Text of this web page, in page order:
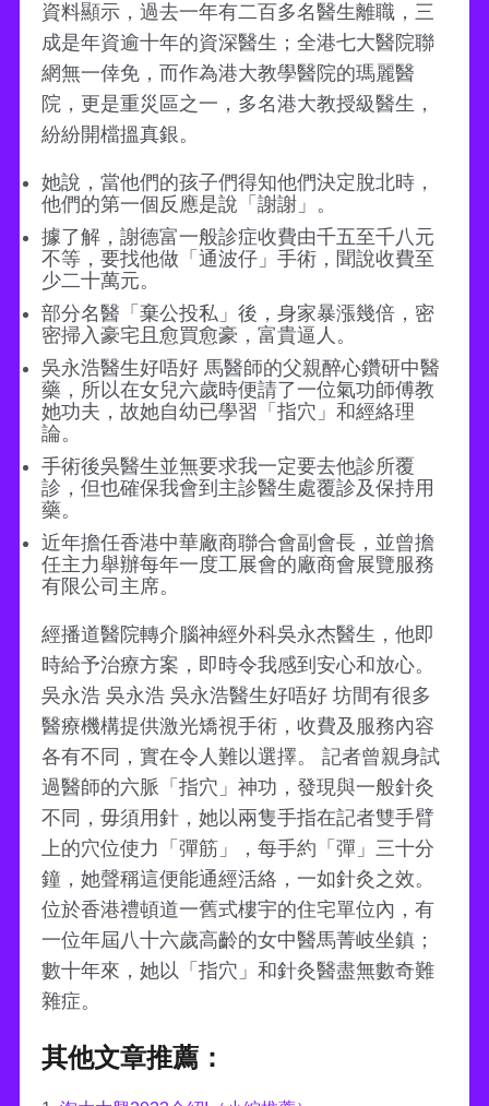
資料顯示，過去一年有二百多名醫生離職，三
成是年資逾十年的資深醫生；全港七大醫院聯
網無一倖免，而作為港大教學醫院的瑪麗醫
院，更是重災區之一，多名港大教授級醫生，
紛紛開檔搵真銀。
她說，當他們的孩子們得知他們決定脫北時，
他們的第一個反應是說「謝謝」。
據了解，謝德富一般診症收費由千五至千八元
不等，要找他做「通波仔」手術，聞說收費至
少二十萬元。
部分名醫「棄公投私」後，身家暴漲幾倍，密
密掃入豪宅且愈買愈豪，富貴逼人。
吳永浩醫生好唔好 馬醫師的父親醉心鑽研中醫
藥，所以在女兒六歲時便請了一位氣功師傅教
她功夫，故她自幼已學習「指穴」和經絡理
論。
手術後吳醫生並無要求我一定要去他診所覆
診，但也確保我會到主診醫生處覆診及保持用
藥。
近年擔任香港中華廠商聯合會副會長，並曾擔
任主力舉辦每年一度工展會的廠商會展覽服務
有限公司主席。
經播道醫院轉介腦神經外科吳永杰醫生，他即
時給予治療方案，即時令我感到安心和放心。
吳永浩 吳永浩 吳永浩醫生好唔好 坊間有很多
醫療機構提供激光矯視手術，收費及服務內容
各有不同，實在令人難以選擇。 記者曾親身試
過醫師的六脈「指穴」神功，發現與一般針灸
不同，毋須用針，她以兩隻手指在記者雙手臂
上的穴位使力「彈筋」，每手約「彈」三十分
鐘，她聲稱這便能通經活絡，一如針灸之效。
位於香港禮頓道一舊式樓宇的住宅單位內，有
一位年屆八十六歲高齡的女中醫馬菁岐坐鎮；
數十年來，她以「指穴」和針灸醫盡無數奇難
雜症。
其他文章推薦：